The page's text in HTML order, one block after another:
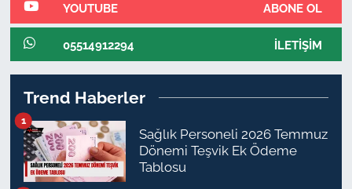
YOUTUBE ABONE OL
05514912294 İLETIŞIM
Trend Haberler
Sağlık Personeli 2026 Temmuz
Dönemi Teşvik Ek Ödeme
Tablosu
1